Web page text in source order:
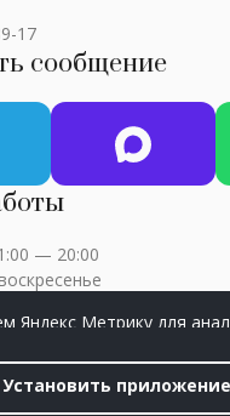
17
сообщение
— 20:00
© 2018 - 2026 / Все
Установить приложение
Яндекс Метрику для
данных.